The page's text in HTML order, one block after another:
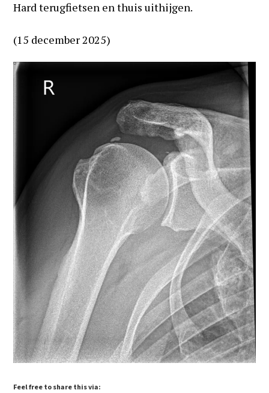
Hard terugfietsen en thuis uithijgen.
(15 december 2025)
Feel free to share this via: